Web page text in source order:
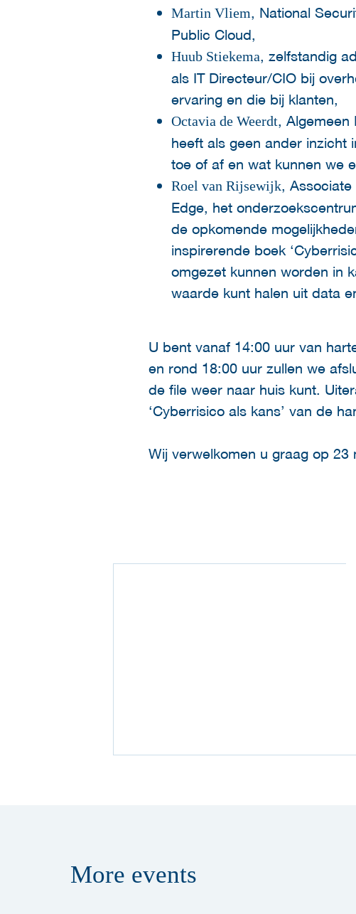
Martin Vliem, National
Public Cloud,
Huub Stiekema, zelfstandig
als IT Directeur/CIO bij
ervaring en die bij klanten,
Octavia de Weerdt, Algemeen
heeft als geen ander inzicht
toe of af en wat kunnen we
Roel van Rijsewijk, Associate
Edge, het
de opkomende
inspirerende boek
omgezet kunnen worden in
waarde kunt halen uit data
U bent vanaf 14:00 uur van
en rond 18:00 uur zullen we
de file weer naar huis kunt.
‘Cyberrisico als kans’ van de
Wij verwelkomen u graag op 23
More events